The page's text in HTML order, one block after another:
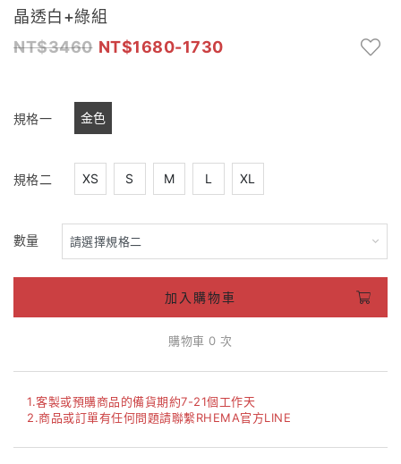
晶透白+綠組
3460
1680-1730
規格一 金色
規格二 XS S M L XL
數量
加入購物車
購物車 0 次
1.客製或預購商品的備貨期約7-21個工作天
2.商品或訂單有任何問題請聯繫RHEMA官方LINE